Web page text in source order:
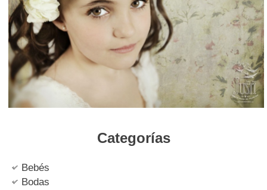
Categorías
Bebés
Bodas